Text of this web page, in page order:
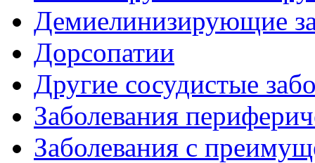
Демиелинизирующие
Дорсопатии
Другие сосудистые
Заболевания
Заболевания с